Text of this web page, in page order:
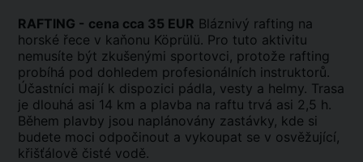
RAFTING - cena cca 35 EUR Bláznivý rafting na
horské řece v kaňonu Köprülü. Pro tuto aktivitu
nemusíte být zkušenými sportovci, protože rafting
probíhá pod dohledem profesionálních instruktorů.
Účastníci mají k dispozici pádla, vesty a helmy. Trasa
je dlouhá asi 14 km a plavba na raftu trvá asi 2,5 h.
Během plavby jsou naplánovány zastávky, kde si
budete moci odpočinout a vykoupat se v osvěžující,
křišťálově čisté vodě.